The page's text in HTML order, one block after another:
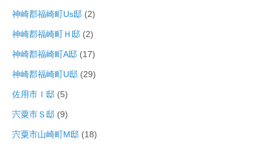
神崎郡福崎町Us邸 (2)
神崎郡福崎町Ｈ邸 (2)
神崎郡福崎町A邸 (17)
神崎郡福崎町U邸 (29)
佐用市Ｉ邸 (5)
宍粟市Ｓ邸 (9)
宍粟市山崎町M邸 (18)